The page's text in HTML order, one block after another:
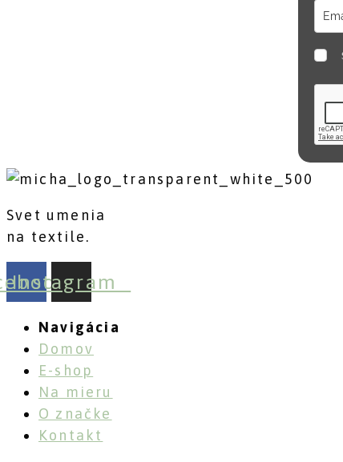
Svet umenia
na textile.
Instagram
Navigácia
Domov
E-shop
Na mieru
O značke
Kontakt